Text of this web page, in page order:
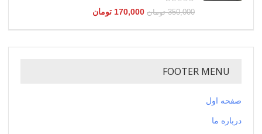
350,000 تومان 170,000 تومان
FOOTER MENU
صفحه اول
درباره ما